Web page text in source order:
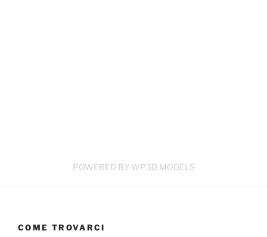
POWERED BY WP3D MODELS
COME TROVARCI